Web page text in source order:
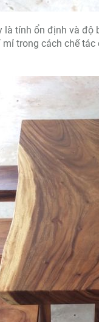
là tính ổn định và
trong cách chế